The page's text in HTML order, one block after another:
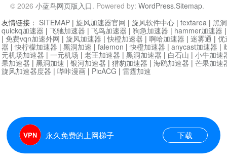
© 2026 小蓝鸟网页版入口. Powered by: WordPress.Sitemap.
永久免费的上网梯子 下载
友情链接： SITEMAP | 旋风加速器官网 | 旋风软件中心 | textarea | 黑
quickq加速器 | 飞驰加速器 | 飞鸟加速器 | 狗急加速器 | hammer加速器
| 免费vqn加速外网 | 旋风加速器 |快橙加速器 | 啊哈加速器 | 迷雾通 | 优
器 |快柠檬加速器 | 黑洞加速 | falemon |快橙加速器 | anycast加速器 |
元机场加速器 | 一元机场 | 老王加速器 | 黑洞加速器 | 白石山 | 小牛加速
果加速器 | 黑洞加速 | 银河加速器 | 猎豹加速器 | 海鸥加速器 | 芒果加速
旋风加速器度器 | 哔咔漫画 | PicACG | 雷霆加速